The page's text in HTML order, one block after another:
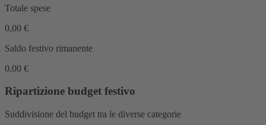
Totale spese
0,00 €
Saldo festivo rimanente
0,00 €
Ripartizione budget festivo
Suddivisione del budget tra le diverse categorie